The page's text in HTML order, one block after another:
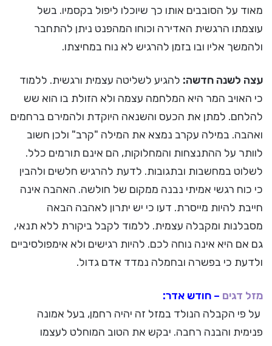
מאוד על הסובבים אותו כך שיוכלו ליפול בקסמיו. בשל
עוצמתו הרגשית האדירה וכוחו המהפנט ניתן להתחבר
ולהמשך אליו ובו בזמן להרגיש לא נוח במחיצתו.
עצה לשנה חדשה: להגיע לשליטה עצמית ורגשית. ללמוד
כי האויב המר היא המלחמה עצמה ולא הזולת בו הוא שש
להלחם. למתן את הכעס והשנאה היוקדת ולהמירם ברחמים
ואהבה. במילה עקרב נמצא את המילה "קרב" ולכן חשוב
לוותר על ההתנצחות והמחלוקות, הם אינם תורמים כלל.
לשלוט במחשבות ובתגובות. לדעת להרגיש חלשים ולהבין
כי כוח רגשי אמיתי נבנה ממקום של חולשה. האהבה אינה
חייבת להיות מייסרת. דעו כי יש יתרון לאהבה הבאה
מסבלנות ומקבלה עצמית. ללמוד לקבל ביקורת ללא תנאי,
גם אם היא אינה נוחה לכם. להיות רגישים ולא אימפולסיביים
ולדעת כי בפשרה ובחמלה נמדד אדם גדול.
מזל דגים – חודש אדר:
על פי הקבלה הנולד במזל זה יהיה רחמן, בעל אמונה
פנימית והבנה רחבה. יבקש את הטוב המוחלט לעצמו